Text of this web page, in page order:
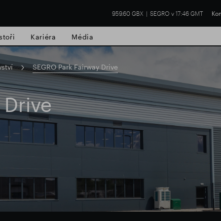
959.60 GBX SEGRO v 17:46 GMT
Finanční výsledky
Kariéra Média
SEGRO Park Fairway Drive
Drive